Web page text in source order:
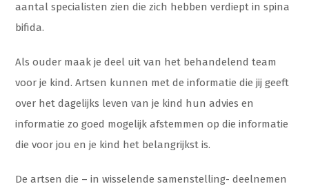
aantal specialisten zien die zich hebben verdiept in spina
bifida.
Als ouder maak je deel uit van het behandelend team
voor je kind. Artsen kunnen met de informatie die jij geeft
over het dagelijks leven van je kind hun advies en
informatie zo goed mogelijk afstemmen op die informatie
die voor jou en je kind het belangrijkst is.
De artsen die – in wisselende samenstelling- deelnemen